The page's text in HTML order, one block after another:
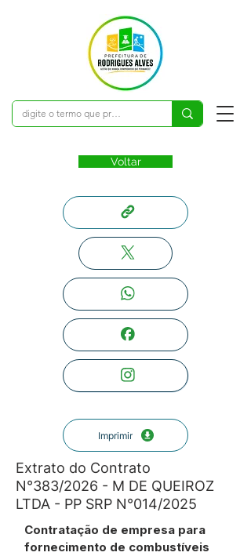
Voltar
Imprimir
Extrato do Contrato
N°383/2026 - M DE QUEIROZ
LTDA - PP SRP N°014/2025
Contratação de empresa para
fornecimento de combustíveis